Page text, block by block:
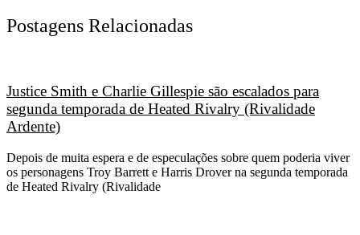
Postagens Relacionadas
Justice Smith e Charlie Gillespie são escalados para
segunda temporada de Heated Rivalry (Rivalidade
Ardente)
Depois de muita espera e de especulações sobre quem poderia viver
os personagens Troy Barrett e Harris Drover na segunda temporada
de Heated Rivalry (Rivalidade